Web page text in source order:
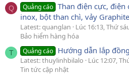
Q Quảng cáo Than điện cực, điện
inox, bột than chì, vảy Graphite
Latest: quanglan
Lúc 16:13, Thứ
Bảo hiểm hàng hóa
T Quảng cáo Hướng dẫn lắp
Latest: thuylinhbilalo
Lúc 12:07,
Tin tức cập nhật